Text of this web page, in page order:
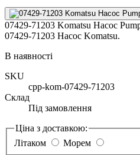
07429-71203 Komatsu Насос
07429-71203 Насос Komatsu.
В наявності
SKU
cpp-kom-07429-71203
Склад
Під замовлення
Ціна з доставкою:
Літаком
Морем